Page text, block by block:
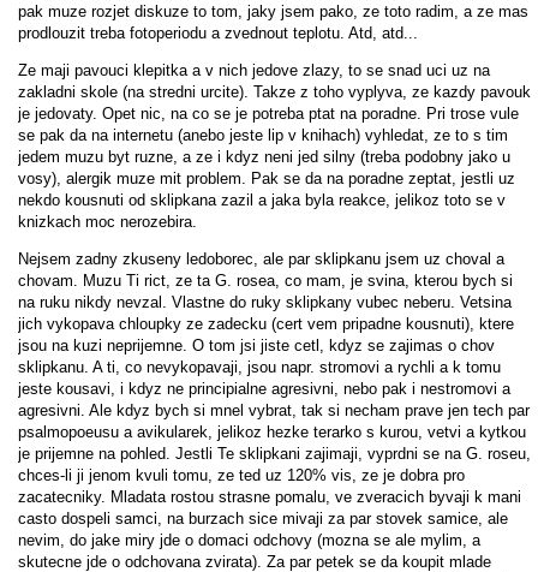
pak muze rozjet diskuze to tom, jaky jsem pako, ze toto radim, a ze mas
prodlouzit treba fotoperiodu a zvednout teplotu. Atd, atd...
Ze maji pavouci klepitka a v nich jedove zlazy, to se snad uci uz na
zakladni skole (na stredni urcite). Takze z toho vyplyva, ze kazdy pavouk
je jedovaty. Opet nic, na co se je potreba ptat na poradne. Pri trose vule
se pak da na internetu (anebo jeste lip v knihach) vyhledat, ze to s tim
jedem muzu byt ruzne, a ze i kdyz neni jed silny (treba podobny jako u
vosy), alergik muze mit problem. Pak se da na poradne zeptat, jestli uz
nekdo kousnuti od sklipkana zazil a jaka byla reakce, jelikoz toto se v
knizkach moc nerozebira.
Nejsem zadny zkuseny ledoborec, ale par sklipkanu jsem uz choval a
chovam. Muzu Ti rict, ze ta G. rosea, co mam, je svina, kterou bych si
na ruku nikdy nevzal. Vlastne do ruky sklipkany vubec neberu. Vetsina
jich vykopava chloupky ze zadecku (cert vem pripadne kousnuti), ktere
jsou na kuzi neprijemne. O tom jsi jiste cetl, kdyz se zajimas o chov
sklipkanu. A ti, co nevykopavaji, jsou napr. stromovi a rychli a k tomu
jeste kousavi, i kdyz ne principialne agresivni, nebo pak i nestromovi a
agresivni. Ale kdyz bych si mnel vybrat, tak si necham prave jen tech par
psalmopoeusu a avikularek, jelikoz hezke terarko s kurou, vetvi a kytkou
je prijemne na pohled. Jestli Te sklipkani zajimaji, vyprdni se na G. roseu,
chces-li ji jenom kvuli tomu, ze ted uz 120% vis, ze je dobra pro
zacatecniky. Mladata rostou strasne pomalu, ve zveracich byvaji k mani
casto dospeli samci, na burzach sice mivaji za par stovek samice, ale
nevim, do jake miry jde o domaci odchovy (mozna se ale mylim, a
skutecne jde o odchovana zvirata). Za par petek se da koupit mlade